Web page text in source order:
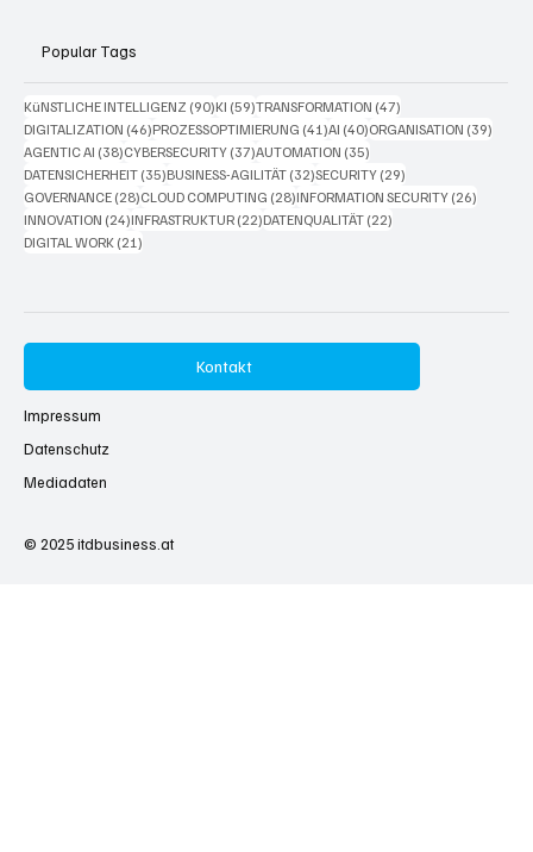
Popular Tags
KüNSTLICHE INTELLIGENZ (90)90 Beiträge
KI (59)59 Beiträge
TRANSFORMATION (47)
DIGITALIZATION (46)46 Beiträge
PROZESSOPTIMIERUNG (41)41 Beiträge
AI (40)40 Beiträge
ORGANISATION (39)
AGENTIC AI (38)38 Beiträge
CYBERSECURITY (37)37 Beiträge
AUTOMATION (35)
DATENSICHERHEIT (35)35 Beiträge
BUSINESS-AGILITÄT (32)32 Beiträge
SECURITY (29)
GOVERNANCE (28)28 Beiträge
CLOUD COMPUTING (28)28 Beiträge
INFORMATION SECURITY (26)
INNOVATION (24)24 Beiträge
INFRASTRUKTUR (22)22 Beiträge
DATENQUALITÄT (22)
DIGITAL WORK (21)
Kontakt
Impressum
Datenschutz
Mediadaten
© 2025itdbusiness.at